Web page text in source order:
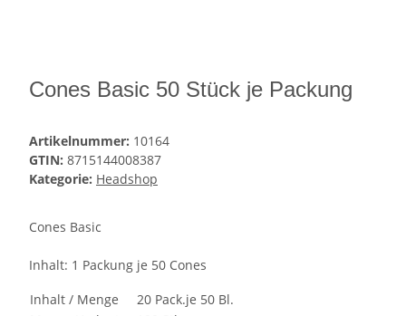
Cones Basic 50 Stück je Packung
Artikelnummer: 10164
GTIN: 8715144008387
Kategorie: Headshop
Cones Basic
Inhalt: 1 Packung je 50 Cones
Inhalt / Menge
20 Pack.je 50 Bl.